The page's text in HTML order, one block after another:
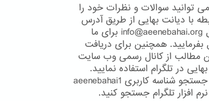
توانید سوالات و نظرات خود را
با دیانت بهایی از طریق آدرس
ایمیل info@aeenebahai.org برای ما
بفرمایید. همچنین برای دریافت
مطالب از کانال رسمی وب سایت
در تلگرام استفاده نمایید.
برای جستجو شناسه کاربری aeenebahai1
افزار تلگرام جستجو کنید.